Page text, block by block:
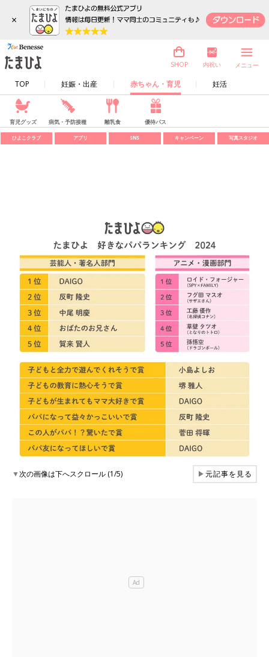
×
TOP 妊娠・出産 赤ちゃん・育児 妊活
SHOP 内祝い メニュー
育児グッズ 病気・予防接種 離乳食 優待パス
ひよこクラブ アプリ SNS キャンペーン 写真スタジオ
▼次の画像は下へスクロール (1/5) ▶元記事を見る